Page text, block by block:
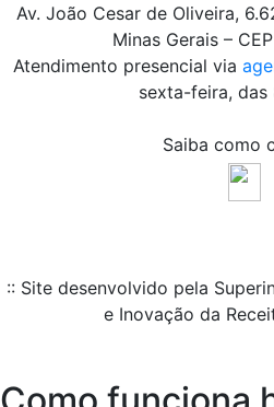
Av. João Cesar de Oliveira,
Minas Gerais –
Atendimento presencial via
sexta-feira, das
Saiba como
:: Site desenvolvido pela
e Inovação da